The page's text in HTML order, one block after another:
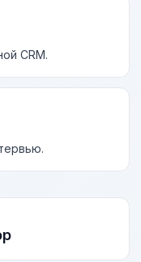
CRM.